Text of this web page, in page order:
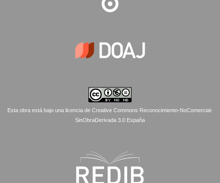
Esta obra está bajo una licencia de Creative Commons Reconocimiento-NoComercial-
SinObraDerivada 3.0 España